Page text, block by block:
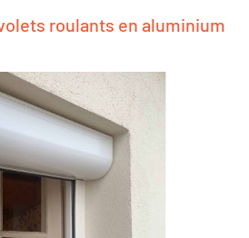
roulants en aluminium